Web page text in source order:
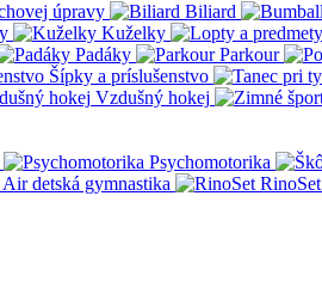
úpravy Biliard
Kuželky
Padáky Parkour
Šípky a príslušenstvo
Vzdušný hokej
Psychomotorika
detská gymnastika RinoSet